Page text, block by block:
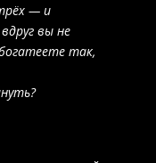
— и
вы не
так,